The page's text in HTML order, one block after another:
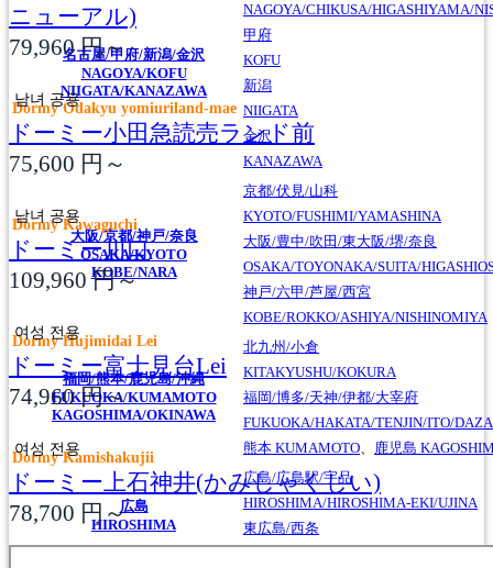
名古屋/甲府/新潟/金沢
NAGOYA/KOFU
NIIGATA/KANAZAWA
NAGOYA/CHIKUSA/HIGASHIYAMA/
甲府
KOFU
新潟
NIIGATA
金沢
KANAZAWA
大阪/京都/神戸/奈良
OSAKA/KYOTO
KOBE/NARA
京都/伏見/山科
KYOTO/FUSHIMI/YAMASHINA
大阪/豊中/吹田/東大阪/堺/奈良
OSAKA/TOYONAKA/SUITA/
神戸/六甲/芦屋/西宮
KOBE/ROKKO/ASHIYA/NISHINOMIYA
福岡/熊本/鹿児島/沖縄
FUKUOKA/KUMAMOTO
KAGOSHIMA/OKINAWA
北九州/小倉
KITAKYUSHU/KOKURA
福岡/博多/天神/伊都/大宰府
FUKUOKA/HAKATA/TENJIN/ITO/
熊本 KUMAMOTO、 鹿児島
広島
HIROSHIMA
広島/広島駅/宇品
HIROSHIMA/HIROSHIMA-EKI/UJINA
東広島/西条
ニューアル)
79,960円～
남녀 공용
Dormy Odakyu yomiuriland-mae
ドーミー小田急読売ランド前
75,600 円～
남녀 공용
Dormy Kawaguchi
ドーミー川口
109,960円～
여성 전용
Dormy Hujimidai Lei
ドーミー富士見台Lei
74,960円～
여성 전용
Dormy Kamishakujii
ドーミー上石神井(かみしゃくじい)
78,700 円～